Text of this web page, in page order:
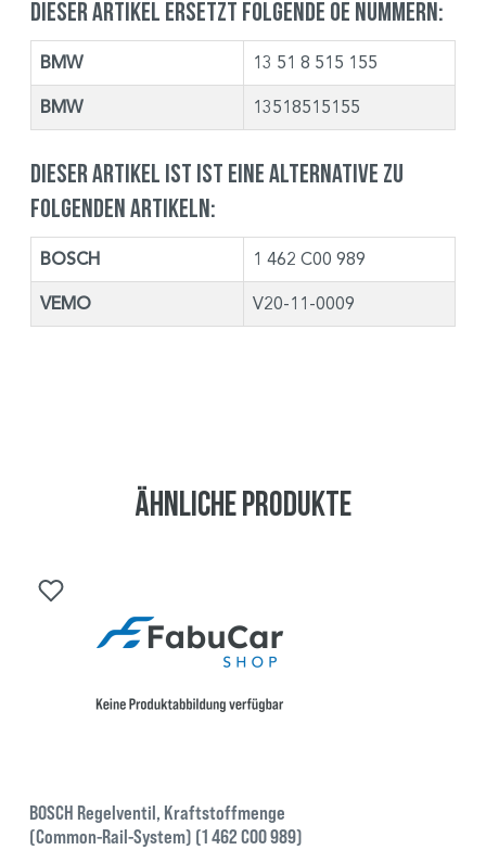
Dieser Artikel ersetzt folgende OE Nummern:
BMW 13 51 8 515 155
BMW 13518515155
Dieser Artikel ist ist eine Alternative zu
folgenden Artikeln:
BOSCH 1 462 C00 989
VEMO V20-11-0009
Ähnliche Produkte
BOSCH Regelventil, Kraftstoffmenge
(Common-Rail-System) (1 462 C00 989)